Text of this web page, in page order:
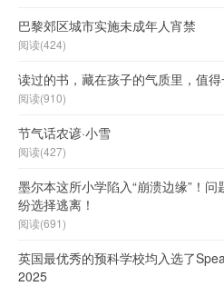
巴黎郊区城市实施未成年人宵禁
阅读(424)
读过的书，藏在孩子的气质里，值得
阅读(910)
节气话农谚·小雪
阅读(427)
墨尔本这所小学陷入“崩溃边缘”！
纷选择逃离！
阅读(691)
英国最优秀的预科学校均入选了
2025